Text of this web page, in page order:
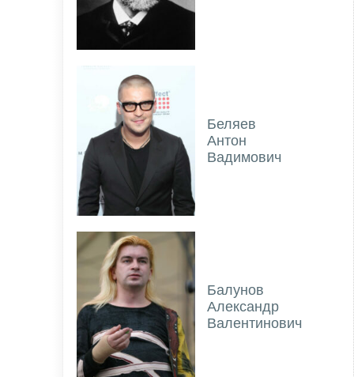
Беляев
Антон
Вадимович
Балунов
Александр
Валентинович